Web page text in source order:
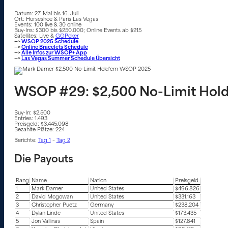
Datum: 27. Mai bis 16. Juli
Ort: Horseshoe & Paris Las Vegas
Events: 100 live & 30 online
Buy-Ins: $300 bis $250.000; Online Events ab $215
Satellites: Live & GGPoker
—>WSOP 2025 Schedule
—>Online Bracelets Schedule
—>Alle Infos zur WSOP+ App
—> Las Vegas Summer Schedule Übersicht
WSOP #29: $2,500 No-Limit
Buy-In: $2.500
Entries: 1.493
Preisgeld: $3.445.098
Bezahlte Plätze: 224
Berichte:
Tag 1 – Tag 2
Die Payouts
Rang Name Nation
Preisgeld
1
Mark Darner United States
$496.826
2
David Mcgowan United States
$331.163
3
Christopher Puetz Germany
$238.204
4
Dylan Linde United States
$173.435
5
Jon Vallinas Spain
$127.841